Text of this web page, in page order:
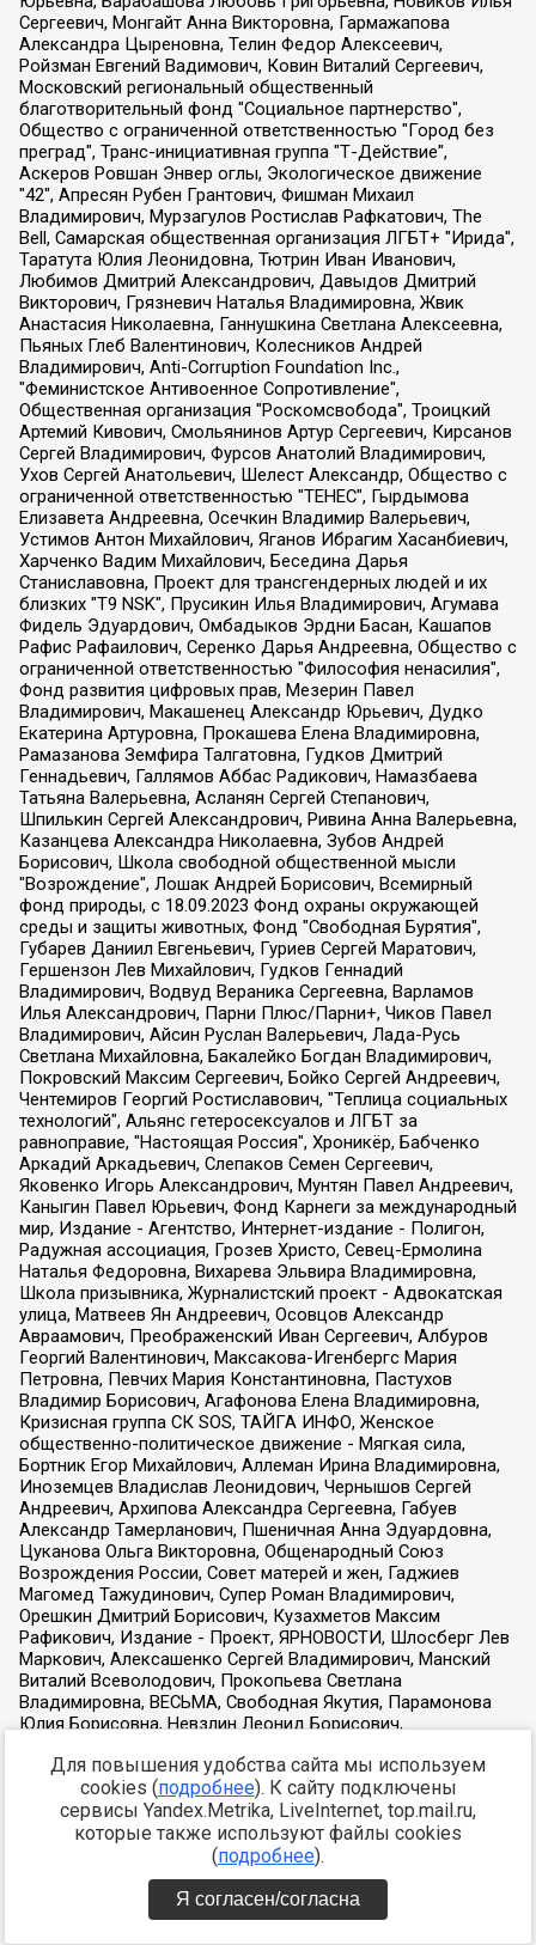
Для повышения удобства сайта мы используем
cookies (подробнее). К сайту подключены
сервисы Yandex.Metrika, LiveInternet, top.mail.ru,
которые также используют файлы cookies
(подробнее).
Я согласен/согласна